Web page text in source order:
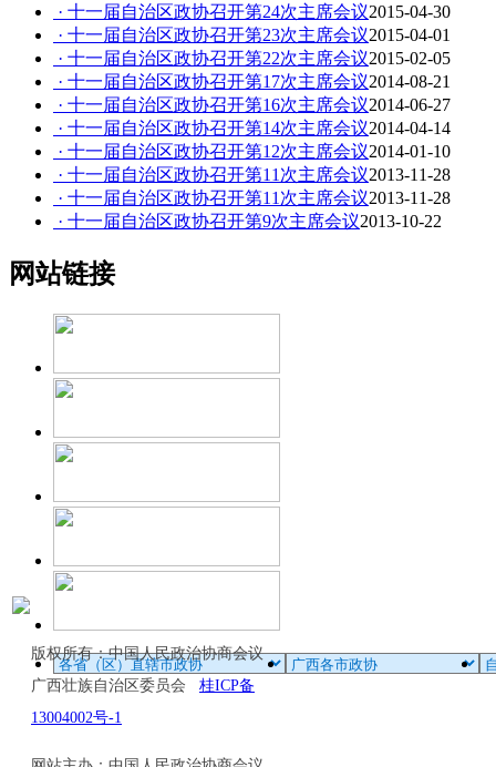
· 十一届自治区政协召开第24次主席会议2015-04-30
· 十一届自治区政协召开第23次主席会议2015-04-01
· 十一届自治区政协召开第22次主席会议2015-02-05
· 十一届自治区政协召开第17次主席会议2014-08-21
· 十一届自治区政协召开第16次主席会议2014-06-27
· 十一届自治区政协召开第14次主席会议2014-04-14
· 十一届自治区政协召开第12次主席会议2014-01-10
· 十一届自治区政协召开第11次主席会议2013-11-28
· 十一届自治区政协召开第11次主席会议2013-11-28
· 十一届自治区政协召开第9次主席会议2013-10-22
网站链接
版权所有：中国人民政治协商会议
广西壮族自治区委员会 桂ICP备
13004002号-1